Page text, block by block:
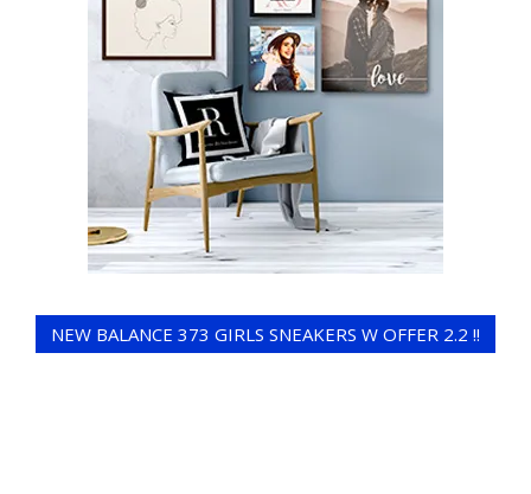
NEW BALANCE 373 GIRLS SNEAKERS W OFFER 2.2 !!